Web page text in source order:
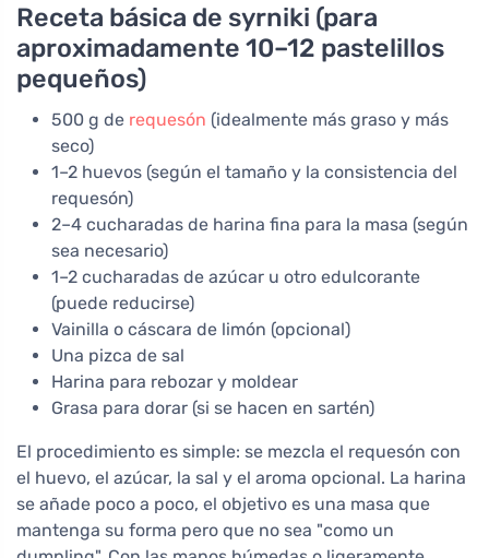
Receta básica de syrniki (para
aproximadamente 10–12 pastelillos
pequeños)
500 g de requesón (idealmente más graso y más
seco)
1–2 huevos (según el tamaño y la consistencia del
requesón)
2–4 cucharadas de harina fina para la masa (según
sea necesario)
1–2 cucharadas de azúcar u otro edulcorante
(puede reducirse)
Vainilla o cáscara de limón (opcional)
Una pizca de sal
Harina para rebozar y moldear
Grasa para dorar (si se hacen en sartén)
El procedimiento es simple: se mezcla el requesón con
el huevo, el azúcar, la sal y el aroma opcional. La harina
se añade poco a poco, el objetivo es una masa que
mantenga su forma pero que no sea "como un